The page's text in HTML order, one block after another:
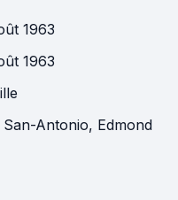
1963
1963
Antonio, Edmond